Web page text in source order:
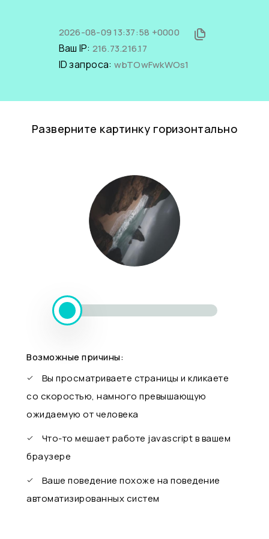
2026-08-09 13:37:58 +0000
Ваш IP: 216.73.216.17
ID запроса: wbTOwFwkWOs1
Разверните картинку горизонтально
Возможные причины:
Вы просматриваете страницы и кликаете
со скоростью, намного превышающую
ожидаемую от человека
Что-то мешает работе javascript в вашем
браузере
Ваше поведение похоже на поведение
автоматизированных систем